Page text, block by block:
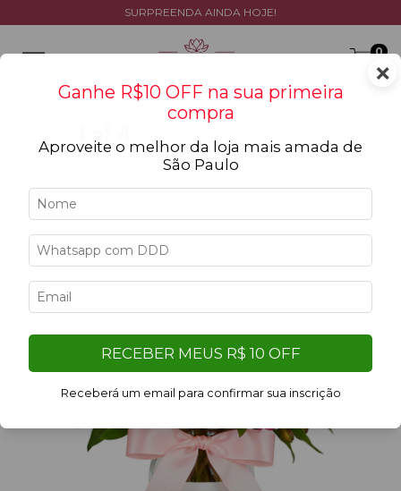
SURPREENDA AINDA HOJE!
0
%
OFF
×
Ganhe R$10 OFF na sua primeira
compra
Aproveite o melhor da loja mais amada de
São Paulo
RECEBER MEUS R$ 10 OFF
Receberá um email para confirmar sua inscrição